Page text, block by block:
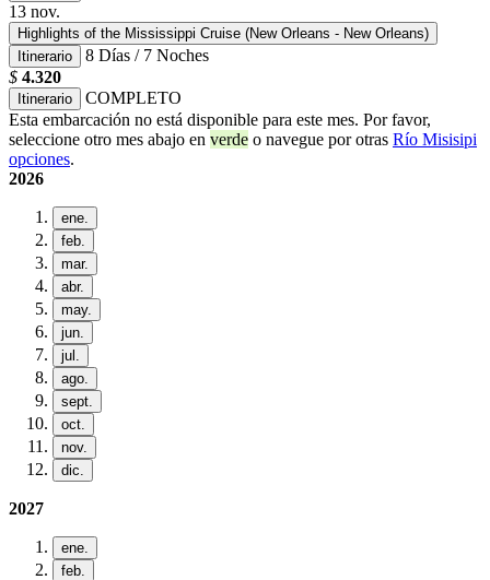
13 nov.
Highlights of the Mississippi Cruise (New Orleans - New Orleans)
Itinerario
8 Días / 7 Noches
$ 4.320
Itinerario
COMPLETO
Esta embarcación no está disponible para este mes. Por favor,
seleccione otro mes abajo en verde o navegue por otras Río Misisipi
opciones.
2026
ene.
feb.
mar.
abr.
may.
jun.
jul.
ago.
sept.
oct.
nov.
dic.
2027
ene.
feb.